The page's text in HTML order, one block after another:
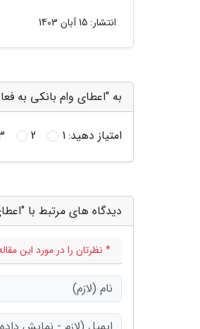
انتشار: 15 آبان 1403
به "اعطای وام بانکی به
امتیاز دهید:1
2
دیدگاه های مرتبط با
* نظرتان را در مورد این